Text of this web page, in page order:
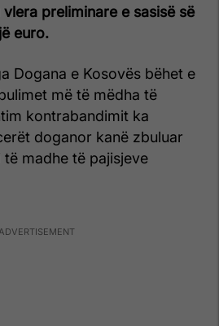
preliminare e sasisë së
euro.
Dogana e Kosovës bëhet e
më të mëdha të
kontrabandimit ka
doganor kanë zbuluar
të madhe të pajisjeve